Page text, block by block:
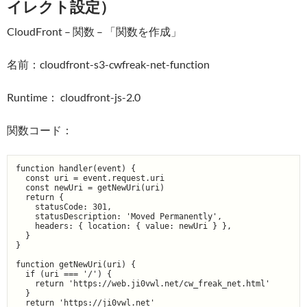
イレクト設定）
CloudFront – 関数 – 「関数を作成」
名前：cloudfront-s3-cwfreak-net-function
Runtime： cloudfront-js-2.0
関数コード：
function handler(event) {
  const uri = event.request.uri
  const newUri = getNewUri(uri)
  return {
    statusCode: 301,
    statusDescription: 'Moved Permanently',
    headers: { location: { value: newUri } },
  }
}
function getNewUri(uri) {
  if (uri === '/') {
    return 'https://web.ji0vwl.net/cw_freak_net.html'
  }
  return 'https://ji0vwl.net'